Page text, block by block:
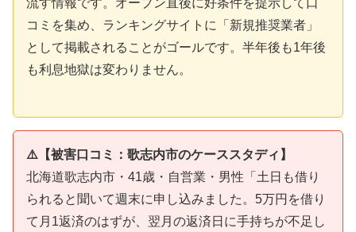
流す情報です。オープン直後に好条件を提示して口
コミを集め、ランキングサイトに「新規推奨業者」
として掲載されることがゴールです。半年後も1年後
も利息地獄は変わりません。
⚠️【被害口コミ：歌志内市のケーススタディ】
北海道歌志内市・41歳・自営業・男性「土日も借り
られると聞いて週末に申し込みました。5万円を借り
て月1返済のはずが、翌月の返済日に手持ちが不足し